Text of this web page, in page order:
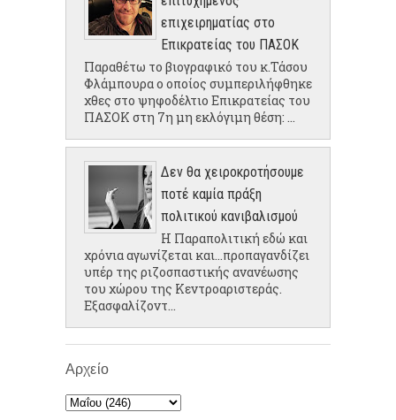
επιχειρηματίας στο
Επικρατείας του ΠΑΣΟΚ
Παραθέτω το βιογραφικό του κ.Τάσου
Φλάμπουρα ο οποίος συμπεριλήφθηκε
χθες στο ψηφοδέλτιο Επικρατείας του
ΠΑΣΟΚ στη 7η μη εκλόγιμη θέση: ...
Δεν θα χειροκροτήσουμε
ποτέ καμία πράξη
πολιτικού κανιβαλισμού
Η Παραπολιτική εδώ και
χρόνια αγωνίζεται και...προπαγανδίζει
υπέρ της ριζοσπαστικής ανανέωσης
του χώρου της Κεντροαριστεράς.
Εξασφαλίζοντ...
Αρχείο